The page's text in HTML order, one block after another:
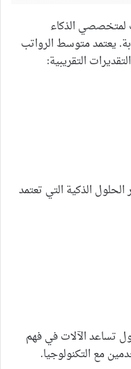
أن الرواتب لمتخصصي الذكاء
يعتمد متوسط الرواتب
التقريبية:
الذكية التي تعتمد
تساعد الآلات في فهم
مع التكنولوجيا.